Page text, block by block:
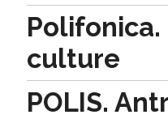
culture
POLIS.